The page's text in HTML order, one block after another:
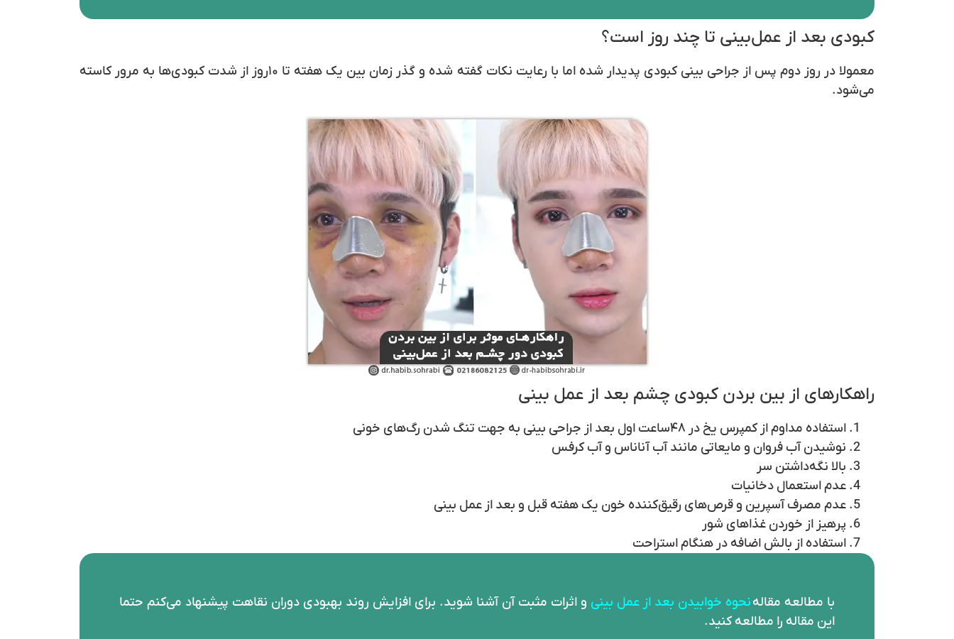
کبودی بعد از عمل‌بینی تا چند روز است؟
معمولا در روز دوم پس از جراحی‌ بینی کبودی پدیدار شده اما با رعایت نکات گفته‌ شده و گذر زمان بین یک هفته تا ۱۰روز از شدت کبودی‌ها به مرور کاسته
می‌شود.
راهکارهای از بین‌ بردن کبودی چشم بعد از عمل‌ بینی
استفاده مداوم از کمپرس‌ یخ در ۴۸ساعت اول بعد از جراحی‌ بینی به جهت تنگ‌ شدن رگ‌های‌ خونی
نوشیدن آب فروان و مایعاتی مانند آب‌ آناناس و آب‌ کرفس
بالا نگه‌داشتن سر
عدم استعمال دخانیات
عدم مصرف آسپرین و قرص‌های رقیق‌کننده خون یک هفته قبل و بعد از عمل‌ بینی
پرهیز از خوردن غذاهای شور
استفاده از بالش اضافه در هنگام استراحت
با مطالعه مقالهنحوه خوابیدن بعد از عمل بینی و اثرات مثبت آن آشنا شوید. برای افزایش روند بهبودی دوران نقاهت پیشنهاد می‌کنم حتما
این مقاله را مطالعه کنید.